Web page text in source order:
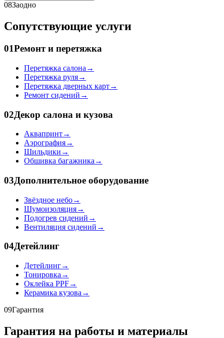
08Заодно
Сопутствующие услуги
01Ремонт и перетяжка
Перетяжка салона →
Перетяжка руля→
Перетяжка дверных карт→
Ремонт сидений →
02Декор салона и кузова
Аквапринт→
Аэрография→
Шильдики →
Обшивка багажника →
03Дополнительное оборудование
Звёздное небо→
Шумоизоляция→
Подогрев сидений →
Вентиляция сидений →
04Детейлинг
Детейлинг→
Тонировка →
Оклейка PPF→
Керамика кузова →
09Гарантия
Гарантия на работы и материалы